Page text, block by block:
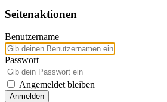
Seitenaktionen
Benutzername
Passwort
Angemeldet bleiben
Anmelden